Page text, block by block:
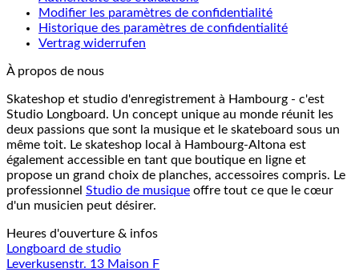
Modifier les paramètres de confidentialité
Historique des paramètres de confidentialité
Vertrag widerrufen
À propos de nous
Skateshop et studio d'enregistrement à Hambourg - c'est
Studio Longboard. Un concept unique au monde réunit les
deux passions que sont la musique et le skateboard sous un
même toit. Le skateshop local à Hambourg-Altona est
également accessible en tant que boutique en ligne et
propose un grand choix de planches, accessoires compris. Le
professionnel Studio de musique offre tout ce que le cœur
d'un musicien peut désirer.
Heures d'ouverture & infos
Longboard de studio
Leverkusenstr. 13 Maison F